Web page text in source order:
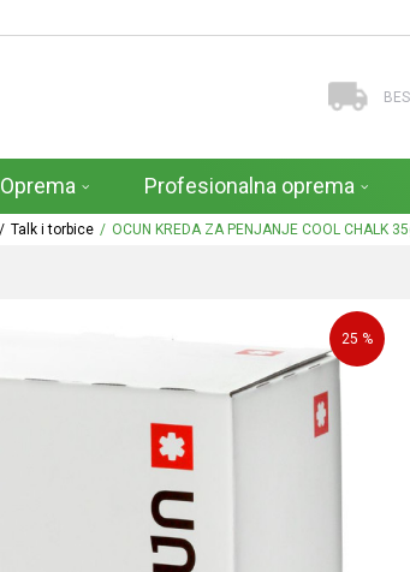
Oprema Profesionalna oprema
Talk i torbice OCUN KREDA ZA PENJANJE COOL CHALK
25 %